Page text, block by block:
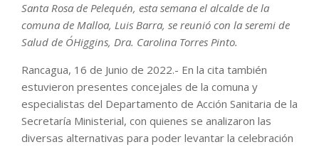
Santa Rosa de Pelequén, esta semana el alcalde de la
comuna de Malloa, Luis Barra, se reunió con la seremi de
Salud de O´Higgins, Dra. Carolina Torres Pinto.
Rancagua, 16 de Junio de 2022.- En la cita también
estuvieron presentes concejales de la comuna y
especialistas del Departamento de Acción Sanitaria de la
Secretaría Ministerial, con quienes se analizaron las
diversas alternativas para poder levantar la celebración